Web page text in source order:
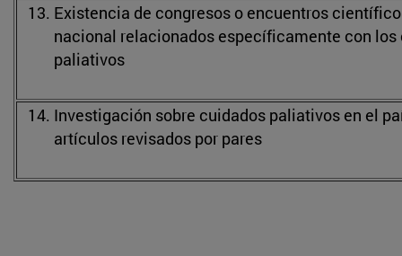
Existencia de congresos o encuentros
nacional relacionados específicamente con los
paliativos
Investigación sobre cuidados paliativos en el
artículos revisados por pares